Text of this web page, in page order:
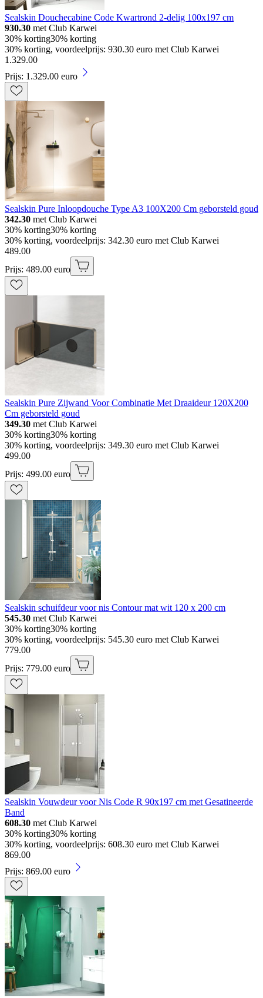
Sealskin Douchecabine Code Kwartrond 2-delig 100x197 cm
930.30 met Club Karwei
30% korting30% korting
30% korting, voordeelprijs: 930.30 euro met Club Karwei
1 .329.00
Prijs: 1.329.00 euro
Sealskin Pure Inloopdouche Type A3 100X200 Cm geborsteld goud
342.30 met Club Karwei
30% korting30% korting
30% korting, voordeelprijs: 342.30 euro met Club Karwei
489.00
Prijs: 489.00 euro
Sealskin Pure Zijwand Voor Combinatie Met Draaideur 120X200
Cm geborsteld goud
349.30 met Club Karwei
30% korting30% korting
30% korting, voordeelprijs: 349.30 euro met Club Karwei
499.00
Prijs: 499.00 euro
Sealskin schuifdeur voor nis Contour mat wit 120 x 200 cm
545.30 met Club Karwei
30% korting30% korting
30% korting, voordeelprijs: 545.30 euro met Club Karwei
779.00
Prijs: 779.00 euro
Sealskin Vouwdeur voor Nis Code R 90x197 cm met Gesatineerde
Band
608.30 met Club Karwei
30% korting30% korting
30% korting, voordeelprijs: 608.30 euro met Club Karwei
869.00
Prijs: 869.00 euro